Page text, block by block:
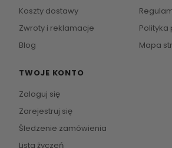
Koszty dostawy
Zwroty i reklamacje
Blog
Polityka
Mapa
TWOJE KONTO
Zaloguj się
Zarejestruj się
Śledzenie zamówienia
Lista życzeń